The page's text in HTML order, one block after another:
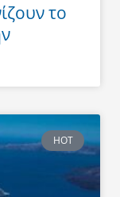
το
HOT